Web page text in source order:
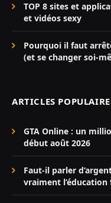
TOP 8 sites et
et vidéos sexy
Pourquoi il faut
(et se changer soi-
ARTICLES
GTA Online : un
début août 2026
Faut-il parler
vraiment l’éducation